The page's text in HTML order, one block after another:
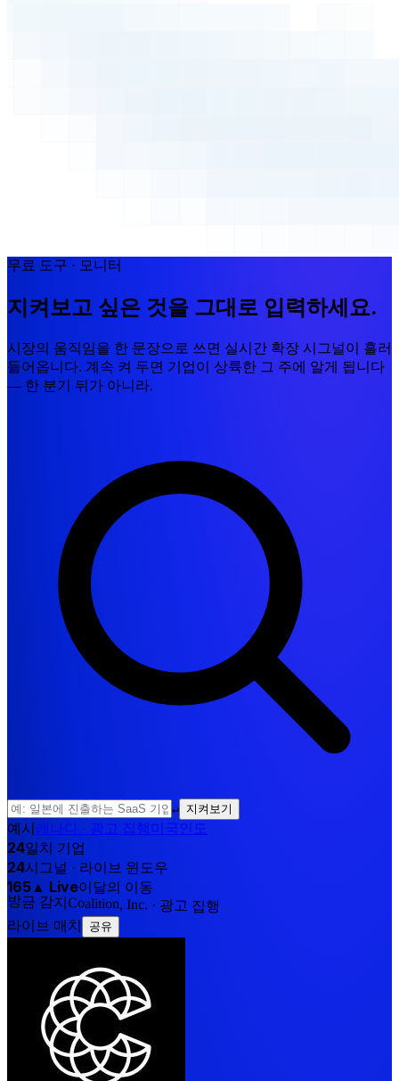
무료 도구 · 모니터
지켜보고 싶은 것을 그대로 입력하세요.
시장의 움직임을 한 문장으로 쓰면 실시간 확장 시그널이 흘러
들어옵니다. 계속 켜 두면 기업이 상륙한 그 주에 알게 됩니다
— 한 분기 뒤가 아니라.
↵ 지켜보기
예시 캐나다 · 광고 집행 미국 인도
24일치 기업
24시그널 · 라이브 윈도우
165 ▲ Live이달의 이동
방금 감지Coalition, Inc. · 광고 집행
라이브 매치 공유